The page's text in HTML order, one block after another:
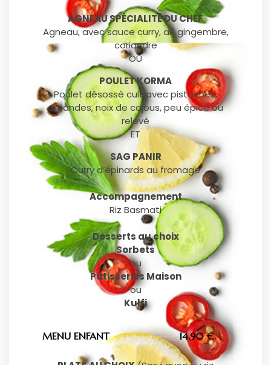
AGNEAU SPÉCIALITÉ DU CHEF
Agneau, avec sauce curry, ail, gingembre,
coriandre
OU
POULET KORMA
Poulet désossé cuit avec pistaches,
amandes, noix de cajous, peu épicé ou
relevé
ET
SAG PANIR
Curry d’épinards au fromage
Accompagnement
Riz Basmati
Desserts au choix
Sorbets
ou
Pâtisseries Maison
ou
Kulfi
MENU ENFANT 14.90 €